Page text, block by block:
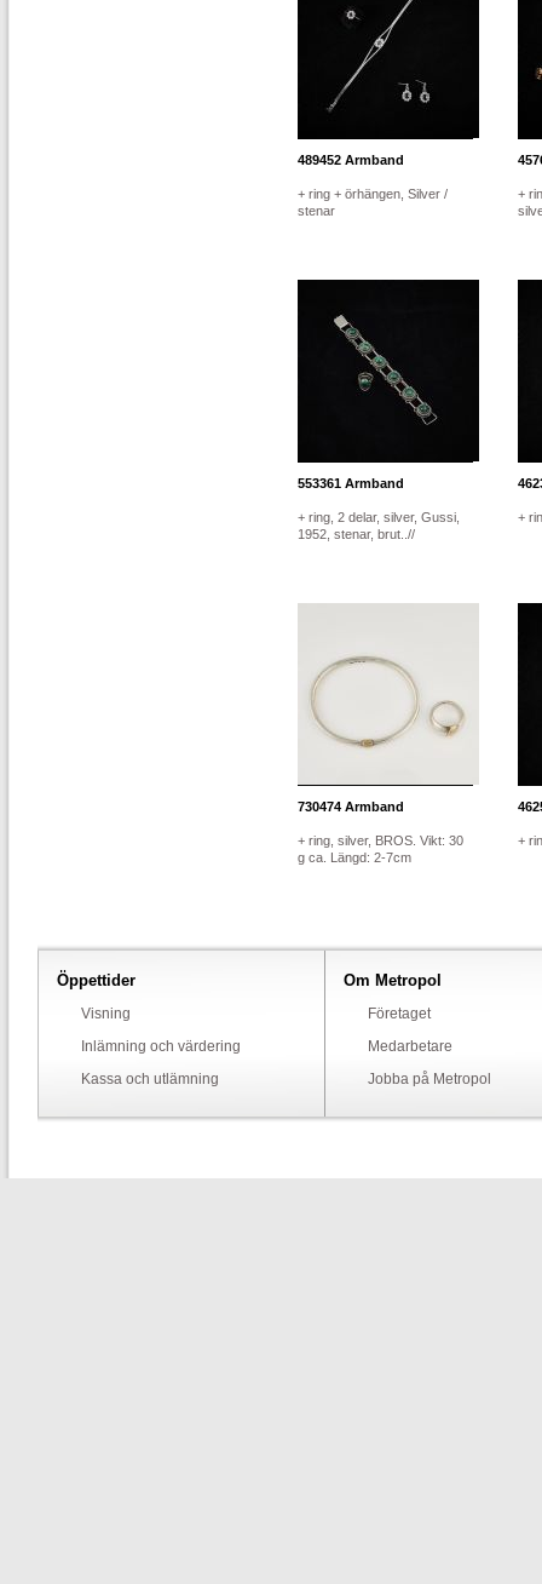
489452 Armband
+ ring + örhängen, Silver /
stenar
+
553361 Armband
+ ring, 2 delar, silver, Gussi,
1952, stenar, brut..//
+
730474 Armband
+ ring, silver, BROS. Vikt: 30
g ca. Längd: 2-7cm
+
Öppettider
Visning
Inlämning och värdering
Kassa och utlämning
Om Metropol
Företaget
Medarbetare
Jobba på Metropol